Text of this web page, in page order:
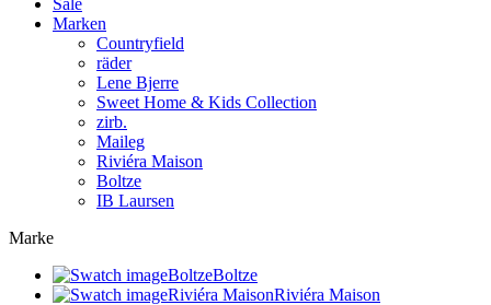
Marken
Countryfield
räder
Lene Bjerre
Sweet Home & Kids Collection
zirb.
Maileg
Riviéra Maison
Boltze
IB Laursen
Marke
BoltzeBoltze
Riviéra MaisonRiviéra Maison